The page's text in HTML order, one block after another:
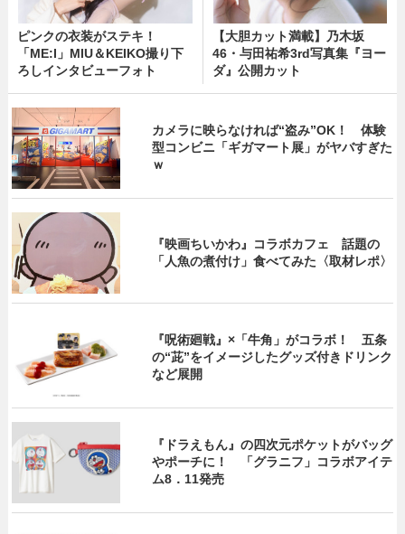
ピンクの衣装がステキ！
「ME:I」MIU＆KEIKO撮り下
ろしインタビューフォト
【大胆カット満載】乃木坂
46・与田祐希3rd写真集『ヨー
ダ』公開カット
カメラに映らなければ“盗み”OK！ 体験
型コンビニ「ギガマート展」がヤバすぎた
ｗ
『映画ちいかわ』コラボカフェ 話題の
「人魚の煮付け」食べてみた〈取材レポ〉
『呪術廻戦』×「牛角」がコラボ！ 五条
の“茈”をイメージしたグッズ付きドリンク
など展開
『ドラえもん』の四次元ポケットがバッグ
やポーチに！ 「グラニフ」コラボアイテ
ム8．11発売